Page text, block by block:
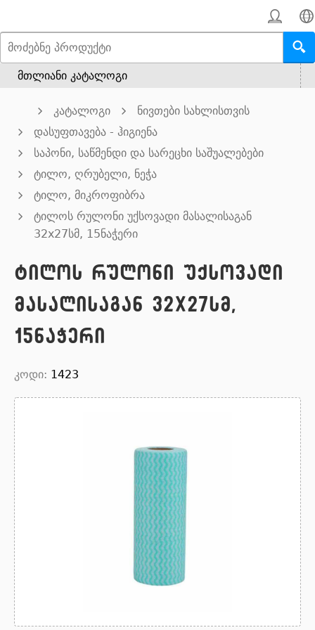
მთლიანი კატალოგი
კატალოგი
ნივთები სახლისთვის
დასუფთავება - ჰიგიენა
საპონი, საწმენდი და სარეცხი საშუალებები
ტილო, ღრუბელი, ნეჭა
ტილო, მიკროფიბრა
ტილოს რულონი უქსოვადი მასალისაგან
32x27სმ, 15ნაჭერი
ტილოს რულონი უქსოვადი
მასალისაგან 32x27სმ,
15ნაჭერი
კოდი: 1423